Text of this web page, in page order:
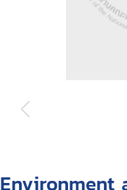
Environment